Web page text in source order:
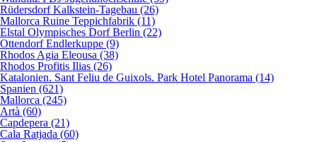
Rüdersdorf Kalkstein-Tagebau (26)
Mallorca Ruine Teppichfabrik (11)
Elstal Olympisches Dorf Berlin (22)
Ottendorf Endlerkuppe (9)
Rhodos Agia Eleousa (38)
Rhodos Profitis Ilias (26)
Katalonien. Sant Feliu de Guixols. Park Hotel Panorama (14)
Spanien (621)
Mallorca (245)
Artà (60)
Capdepera (21)
Cala Ratjada (60)